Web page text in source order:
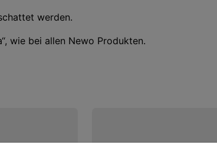
werden.
wie bei allen Newo Produkten.